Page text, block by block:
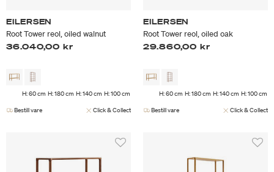
EILERSEN
Root Tower reol, oiled walnut
36.040,00 kr
H: 60 cm H: 180 cm H: 140 cm H: 100 cm
Bestill vare
Click & Collect
EILERSEN
Root Tower reol, oiled oak
29.860,00 kr
H: 60 cm H: 180 cm H: 140 cm H: 100 cm
Bestill vare
Click & Collect